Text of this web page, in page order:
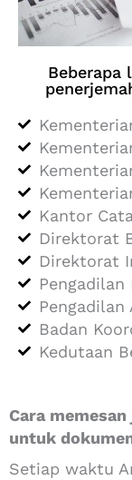
Beberapa
Kantor
Direktorat
Direktorat
Pengadilan
Pengadilan
Badan
Kedutaan
Cara
untuk
Setiap waktu